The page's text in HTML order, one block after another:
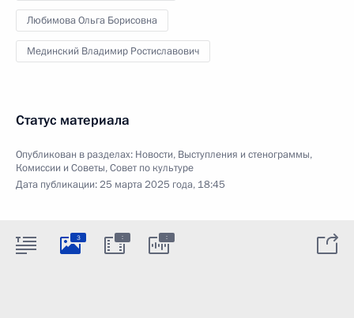
Любимова Ольга Борисовна
Мединский Владимир Ростиславович
Статус материала
Опубликован в разделах: Новости, Выступления и стенограммы,
Комиссии и Советы,Совет по культуре
Дата публикации:25 марта 2025 года, 18:45
3 : :